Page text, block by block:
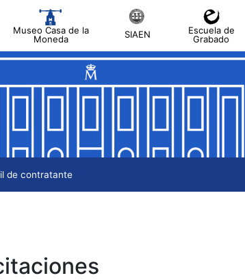
Museo Casa de la
Moneda
SIAEN
Escuela de
Grabado
de contratante